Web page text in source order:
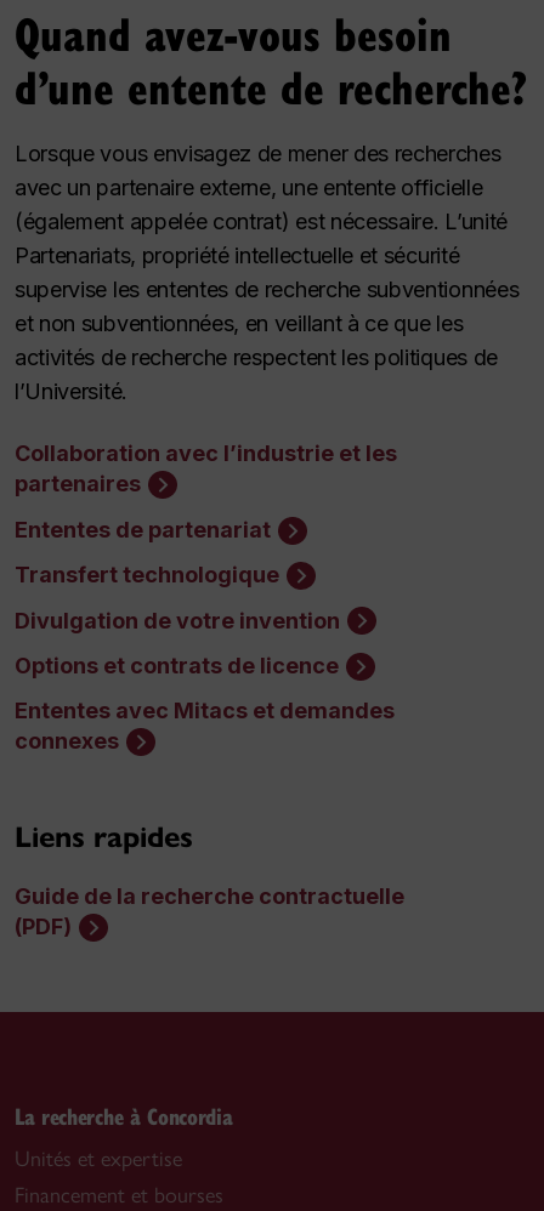
Quand avez-vous besoin
d’une entente de recherche?
Lorsque vous envisagez de mener des recherches
avec un partenaire externe, une entente officielle
(également appelée contrat) est nécessaire. L’unité
Partenariats, propriété intellectuelle et sécurité
supervise les ententes de recherche subventionnées
et non subventionnées, en veillant à ce que les
activités de recherche respectent les politiques de
l’Université.
Collaboration avec l’industrie et les
partenaires
Ententes de partenariat
Transfert technologique
Divulgation de votre invention
Options et contrats de licence
Ententes avec Mitacs et demandes
connexes
Liens rapides
Guide de la recherche contractuelle
(PDF)
La recherche à Concordia
Unités et expertise
Financement et bourses